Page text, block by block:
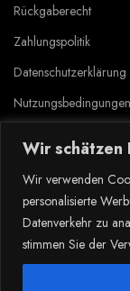
Wir schätzen
Wir verwenden
personalisierte
Datenverkehr zu
stimmen Sie der
Rückgaberecht
Zahlungspolitik
Datenschutzerklärung
Nutzungsbedingungen
Dansk(